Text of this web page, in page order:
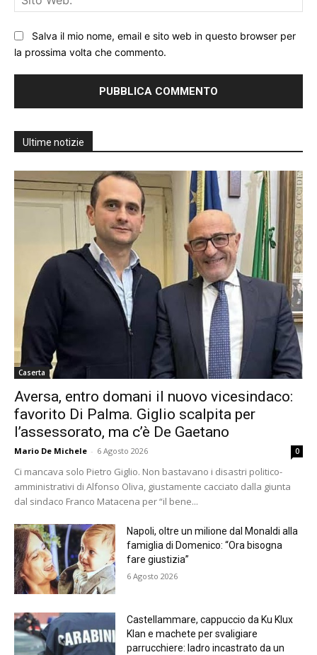
Salva il mio nome, email e sito web in questo browser per
la prossima volta che commento.
Ultime notizie
Caserta
Aversa, entro domani il nuovo vicesindaco:
favorito Di Palma. Giglio scalpita per
l’assessorato, ma c’è De Gaetano
Mario De Michele - 6 Agosto 2026 0
Ci mancava solo Pietro Giglio. Non bastavano i disastri politico-
amministrativi di Alfonso Oliva, giustamente cacciato dalla giunta
dal sindaco Franco Matacena per “il bene...
Napoli, oltre un milione dal Monaldi alla
famiglia di Domenico: “Ora bisogna
fare giustizia”
6 Agosto 2026
Castellammare, cappuccio da Ku Klux
Klan e machete per svaligiare
parrucchiere: ladro incastrato da un